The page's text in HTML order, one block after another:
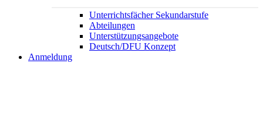
Unterrichtsfächer Sekundarstufe
Abteilungen
Unterstützungsangebote
Deutsch/DFU Konzept
Anmeldung